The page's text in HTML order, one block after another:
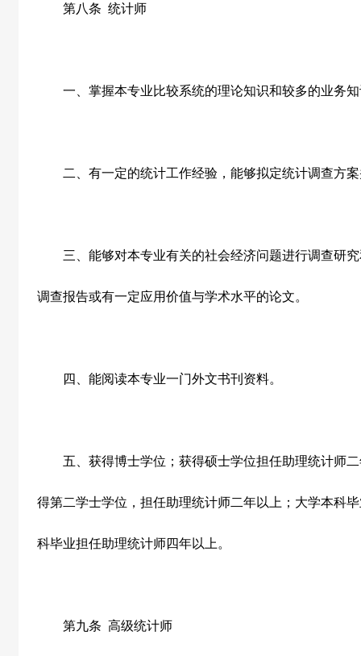
第八条 统计师
一、掌握本专业比较系统的理论知识和较多的业务知
二、有一定的统计工作经验，能够拟定统计调查方案
三、能够对本专业有关的社会经济问题进行调查研究
调查报告或有一定应用价值与学术水平的论文。
四、能阅读本专业一门外文书刊资料。
五、获得博士学位；获得硕士学位担任助理统计师二
得第二学士学位，担任助理统计师二年以上；大学本科
科毕业担任助理统计师四年以上。
第九条 高级统计师